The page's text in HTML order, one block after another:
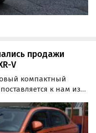
продажи
V
компактный
к нам из
заказ по цене от 2
«Автоновости дня».